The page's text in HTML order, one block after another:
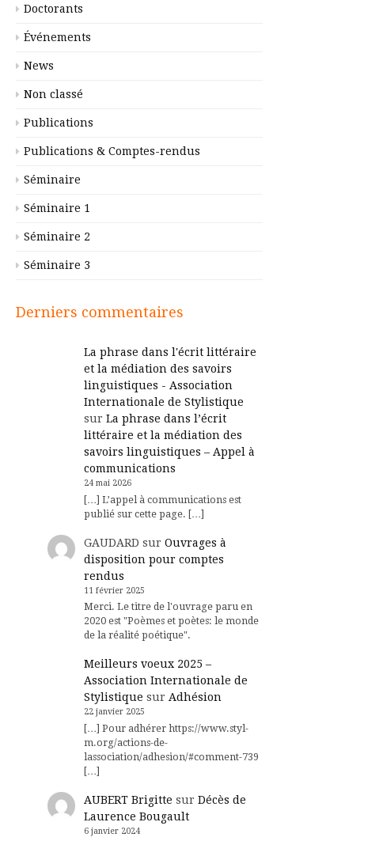
Doctorants
Événements
News
Non classé
Publications
Publications & Comptes-rendus
Séminaire
Séminaire 1
Séminaire 2
Séminaire 3
Derniers commentaires
La phrase dans l'écrit littéraire
et la médiation des savoirs
linguistiques - Association
Internationale de Stylistique
sur La phrase dans l’écrit
littéraire et la médiation des
savoirs linguistiques – Appel à
communications
24 mai 2026
[…] L’appel à communications est
publié sur cette page. […]
GAUDARD sur Ouvrages à
disposition pour comptes
rendus
11 février 2025
Merci. Le titre de l'ouvrage paru en
2020 est "Poèmes et poètes: le monde
de la réalité poétique".
Meilleurs voeux 2025 –
Association Internationale de
Stylistique sur Adhésion
22 janvier 2025
[…] Pour adhérer https://www.styl-
m.org/actions-de-
lassociation/adhesion/#comment-739
[…]
AUBERT Brigitte sur Décès de
Laurence Bougault
6 janvier 2024